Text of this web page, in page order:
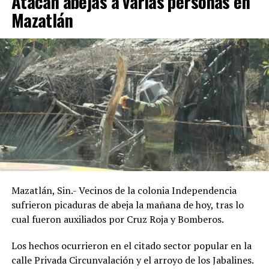
Mazatlán
Mazatlán, Sin.- Vecinos de la colonia Independencia
sufrieron picaduras de abeja la mañana de hoy, tras lo
cual fueron auxiliados por Cruz Roja y Bomberos.
Los hechos ocurrieron en el citado sector popular en la
calle Privada Circunvalación y el arroyo de los Jabalines.